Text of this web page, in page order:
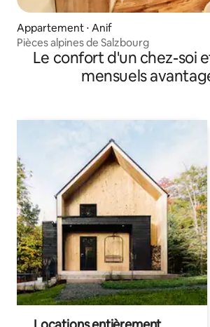
Appartement ⋅ Anif
Pièces alpines de Salzbourg
Le confort d'un chez-soi
mensuels